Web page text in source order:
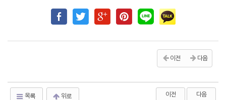
이전 다음
목록 위로 이전 다음